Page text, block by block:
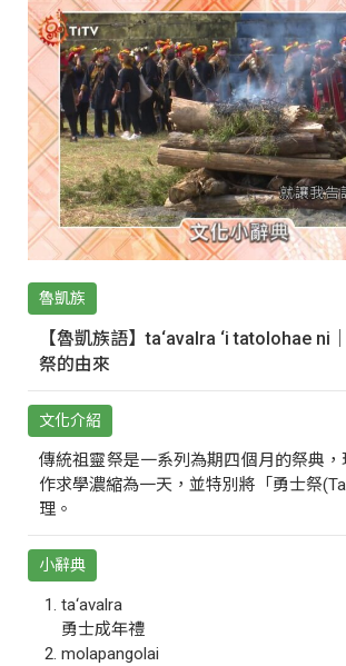
魯凱族
【魯凱族語】ta‘avalra ‘i tatolohae ni
祭的由來
文化介紹
傳統祖靈祭是一系列為期四個月的祭典
作求學濃縮為一天，並特別將「勇士祭
理。
小辭典
ta‘avalra
勇士成年禮
molapangolai